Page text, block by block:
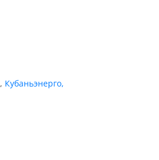
, Кубаньэнерго,